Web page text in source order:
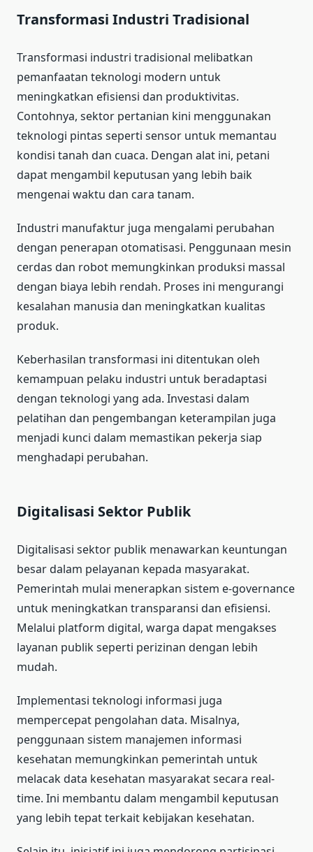
Transformasi Industri Tradisional
Transformasi industri tradisional melibatkan
pemanfaatan teknologi modern untuk
meningkatkan efisiensi dan produktivitas.
Contohnya, sektor pertanian kini menggunakan
teknologi pintas seperti sensor untuk memantau
kondisi tanah dan cuaca. Dengan alat ini, petani
dapat mengambil keputusan yang lebih baik
mengenai waktu dan cara tanam.
Industri manufaktur juga mengalami perubahan
dengan penerapan otomatisasi. Penggunaan mesin
cerdas dan robot memungkinkan produksi massal
dengan biaya lebih rendah. Proses ini mengurangi
kesalahan manusia dan meningkatkan kualitas
produk.
Keberhasilan transformasi ini ditentukan oleh
kemampuan pelaku industri untuk beradaptasi
dengan teknologi yang ada. Investasi dalam
pelatihan dan pengembangan keterampilan juga
menjadi kunci dalam memastikan pekerja siap
menghadapi perubahan.
Digitalisasi Sektor Publik
Digitalisasi sektor publik menawarkan keuntungan
besar dalam pelayanan kepada masyarakat.
Pemerintah mulai menerapkan sistem e-governance
untuk meningkatkan transparansi dan efisiensi.
Melalui platform digital, warga dapat mengakses
layanan publik seperti perizinan dengan lebih
mudah.
Implementasi teknologi informasi juga
mempercepat pengolahan data. Misalnya,
penggunaan sistem manajemen informasi
kesehatan memungkinkan pemerintah untuk
melacak data kesehatan masyarakat secara real-
time. Ini membantu dalam mengambil keputusan
yang lebih tepat terkait kebijakan kesehatan.